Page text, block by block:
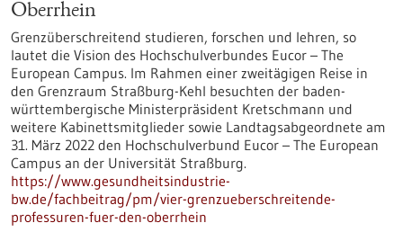
Oberrhein
Grenzüberschreitend studieren, forschen und lehren, so
lautet die Vision des Hochschulverbundes Eucor – The
European Campus. Im Rahmen einer zweitägigen Reise in
den Grenzraum Straßburg-Kehl besuchten der baden-
württembergische Ministerpräsident Kretschmann und
weitere Kabinettsmitglieder sowie Landtagsabgeordnete am
31. März 2022 den Hochschulverbund Eucor – The European
Campus an der Universität Straßburg.
https://www.gesundheitsindustrie-
bw.de/fachbeitrag/pm/vier-grenzueberschreitende-
professuren-fuer-den-oberrhein